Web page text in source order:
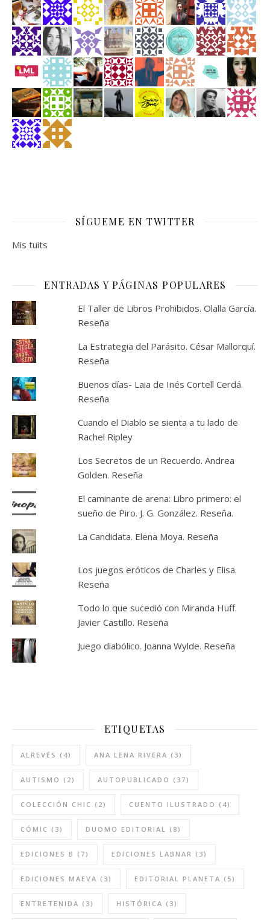
SÍGUEME EN TWITTER
Mis tuits
ENTRADAS Y PÁGINAS POPULARES
El Taller de Libros Prohibidos. Olalla García.
Reseña
La Estrategia del Parásito. César Mallorquí.
Reseña
Buenos días- Laia de Inés Cortell Cerdá.
Reseña
Cuando el Diablo se sienta a tu lado de
Rachel Ripley
Los Secretos de un Recuerdo. Andrea
Golden. Reseña
El caminante de arena: Libro primero: el
sueño de Piro. J. G. González. Reseña.
La Candidata. Elena Moya. Reseña
Los juegos eróticos de Charles y Elisa.
Reseña
Todo lo que sucedió con Miranda Huff.
Javier Castillo. Reseña
Juego diabólico. Joanna Wylde. Reseña
ETIQUETAS
ALREVÉS (4) ANA LENA RIVERA (3)
AUTISMO (2) AUTOPUBLICADO (37)
COLECCIÓN CHIC (2) CUENTO ILUSTRADO (4)
CÓMIC (3) DUOMO EDITORIAL (8)
EDICIONES B (7) EDICIONES LABNAR (3)
EDICIONES MAEVA (3) EDITORIAL PLANETA (5)
ENTRETENIDA (3) HISTÓRICA (3)